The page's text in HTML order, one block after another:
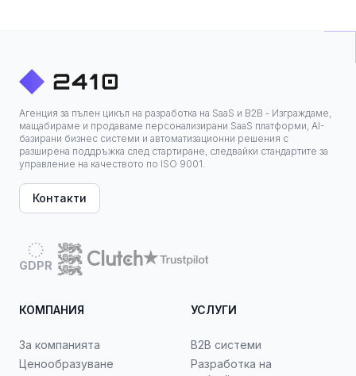
Агенция за пълен цикъл на разработка на SaaS и B2B - Изграждаме,
мащабираме и продаваме персонализирани SaaS платформи, AI-
базирани бизнес системи и автоматизационни решения с
разширена поддръжка след стартиране, следвайки стандартите за
управление на качеството по ISO 9001.
Контакти
GDPR
КОМПАНИЯ
За компанията
Ценообразуване
УСЛУГИ
B2B системи
Разработка на